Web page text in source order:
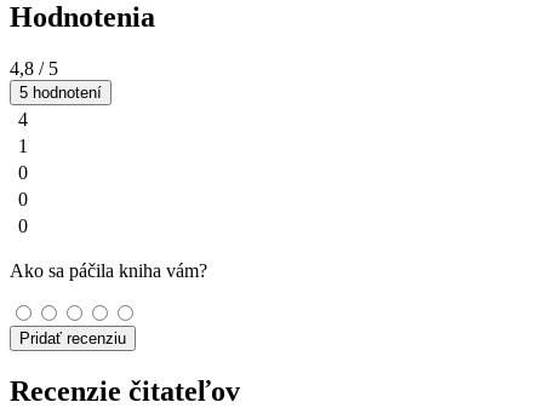
Hodnotenia
4,8 / 5
5 hodnotení
4
1
0
0
0
Ako sa páčila kniha vám?
Pridať recenziu
Recenzie čitateľov